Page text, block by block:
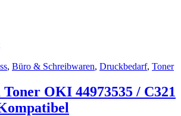
, Büro & Schreibwaren, Druckbedarf, Toner
OKI 44973535 / C321